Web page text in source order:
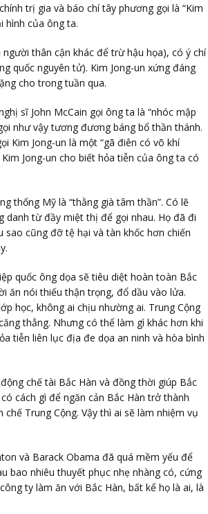
trị gia và báo chí tây phương gọi là “Kim
hình của ông ta.
thân cận khác để trừ hậu họa), có ý chí
quốc nguyên tử). Kim Jong-un xứng đáng
cho trong tuần qua.
sĩ John McCain gọi ông ta là “nhóc mập
như vậy tương đương báng bổ thần thánh.
Kim Jong-un là một “gã điên có võ khí
Jong-un cho biết hỏa tiễn của ông ta có
thống Mỹ là “thằng già tâm thần”. Có lẽ
danh từ đầy miệt thị để gọi nhau. Họ đã đi
cũng đỡ tệ hại và tàn khốc hơn chiến
quốc ông dọa sẽ tiêu diệt hoàn toàn Bắc
ăn nói thiếu thận trọng, đổ dầu vào lửa.
học, không ai chịu nhường ai. Trung Cộng
thẳng. Nhưng có thể làm gì khác hơn khi
tiễn liên lục địa đe dọa an ninh và hòa bình
chế tài Bắc Hàn và đồng thời giúp Bắc
cách gì để ngăn cản Bắc Hàn trở thành
Trung Cộng. Vậy thì ai sẽ làm nhiệm vụ
và Barack Obama đã quá mềm yếu để
bao nhiêu thuyết phục nhẹ nhàng có, cứng
ty làm ăn với Bắc Hàn, bất kể họ là ai, là